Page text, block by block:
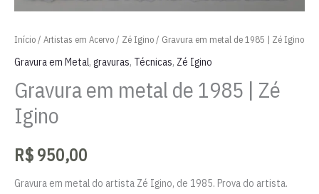
Início/ Artistas em Acervo/ Zé Igino/ Gravura em metal de 1985 | Zé Igino
Gravura em Metal, gravuras, Técnicas, Zé Igino
Gravura em metal de 1985 | Zé
Igino
R$950,00
Gravura em metal do artista Zé Igino, de 1985. Prova do artista.